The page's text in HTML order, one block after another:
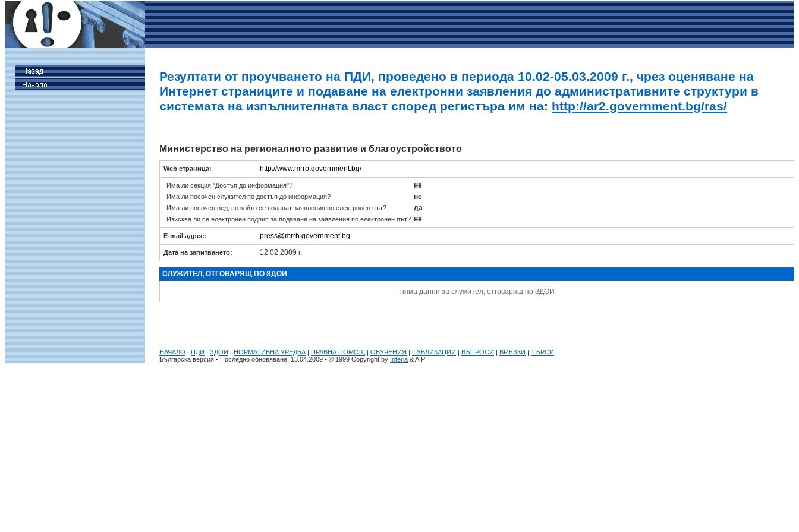
Резултати от проучването на ПДИ, проведено в периода 10.02-05.03.2009 г., чрез оценяване на
Интернет страниците и подаване на електронни заявления до административните структури в
системата на изпълнителната власт според регистъра им на: http://ar2.government.bg/ras/
Министерство на регионалното развитие и благоустройството
Web страница: http://www.mrrb.government.bg/
Има ли секция "Достъп до информация"? не
Има ли посочен служител по достъп до информация? не
Има ли посочен ред, по който се подават заявления по електронен път? да
Изисква ли се електронен подпис за подаване на заявления по електронен път? не
E-mail адрес: press@mrrb.government.bg
Дата на запитването: 12.02.2009 г.
СЛУЖИТЕЛ, ОТГОВАРЯЩ ПО ЗДОИ
- - няма данни за служител, отговарящ по ЗДОИ - -
НАЧАЛО | ПДИ | ЗДОИ | НОРМАТИВНА УРЕДБА | ПРАВНА ПОМОЩ | ОБУЧЕНИЯ | ПУБЛИКАЦИИ | ВЪПРОСИ | ВРЪЗКИ | ТЪРСИ
Българска версия • Последно обновяване: 13.04.2009 • © 1999 Copyright by Interia & AIP